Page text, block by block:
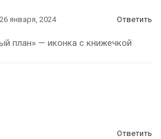
26 января, 2024 Ответить
план» — иконка с книжечкой
Ответить